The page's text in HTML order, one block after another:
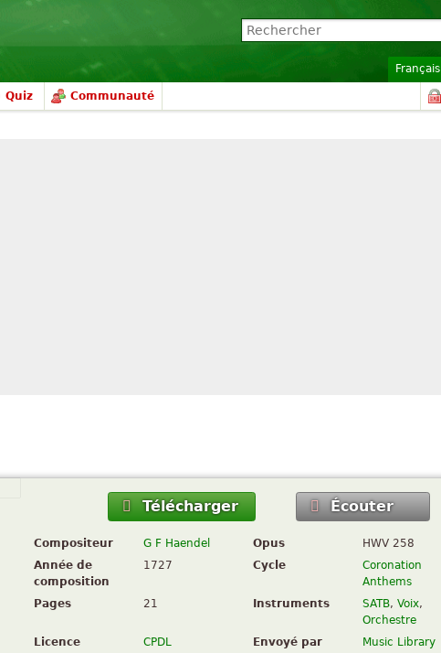
Français
Quiz Communauté
Télécharger Écouter
Compositeur G F Haendel Opus
HWV 258
Année de
composition
1727 Cycle
Coronation
Anthems
Pages
21 Instruments SATB, Voix,
Orchestre
Licence
CPDL Envoyé par
Music Library